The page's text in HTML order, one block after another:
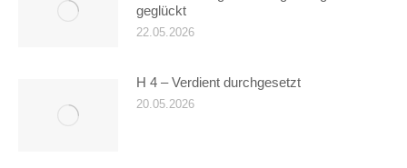
geglückt
22.05.2026
H 4 – Verdient durchgesetzt
20.05.2026